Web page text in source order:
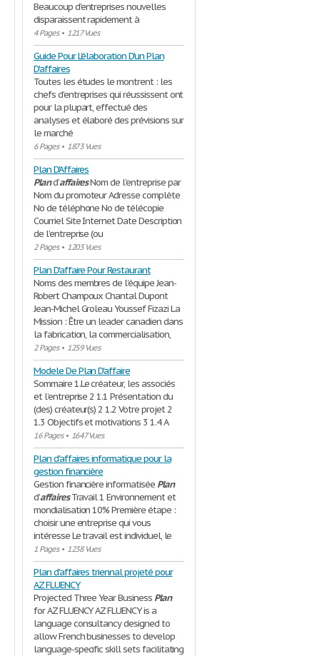
Beaucoup d'entreprises nouvelles
disparaissent rapidement à
4 Pages• 1217 Vues
Guide Pour L'élaboration D'un Plan
D'affaires
Toutes les études le montrent : les
chefs d’entreprises qui réussissent ont
pour la plupart, effectué des
analyses et élaboré des prévisions sur
le marché
6 Pages• 1873 Vues
Plan D'Affaires
Pland’affairesNom de l'entreprise par
Nom du promoteur Adresse complète
No de téléphone No de télécopie
Courriel Site Internet Date Description
de l’entreprise (ou
2 Pages• 1203 Vues
Plan D'affaire Pour Restaurant
Noms des membres de l’équipe Jean-
Robert Champoux Chantal Dupont
Jean-Michel Groleau Youssef Fizazi La
Mission : Être un leader canadien dans
la fabrication, la commercialisation,
2 Pages• 1259 Vues
Modele De Plan D'affaire
Sommaire 1.Le créateur, les associés
et l’entreprise 2 1.1 Présentation du
(des) créateur(s) 2 1.2 Votre projet 2
1.3 Objectifs et motivations 3 1.4 A
16 Pages• 1647 Vues
Plan d'affaires informatique pour la
gestion financière
Gestion financière informatisée Plan
d’affairesTravail 1 Environnement et
mondialisation 10% Première étape :
choisir une entreprise qui vous
intéresse Le travail est individuel, le
1 Pages• 1238 Vues
Plan d'affaires triennal projeté pour
AZ FLUENCY
Projected Three Year Business Plan
for AZ FLUENCY AZ FLUENCY is a
language consultancy designed to
allow French businesses to develop
language-specific skill sets facilitating